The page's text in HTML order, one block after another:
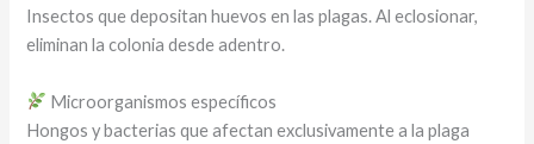
Insectos que depositan huevos en las plagas. Al eclosionar,
eliminan la colonia desde adentro.
Microorganismos específicos
Hongos y bacterias que afectan exclusivamente a la plaga